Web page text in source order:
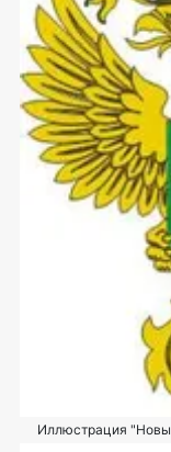
Иллюстрация